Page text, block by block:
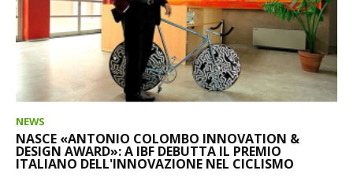
NEWS
NASCE «ANTONIO COLOMBO INNOVATION &
DESIGN AWARD»: A IBF DEBUTTA IL PREMIO
ITALIANO DELL'INNOVAZIONE NEL CICLISMO